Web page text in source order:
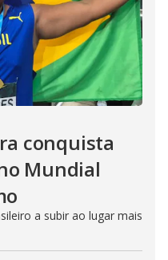
conquista
Mundial
a subir ao lugar mais